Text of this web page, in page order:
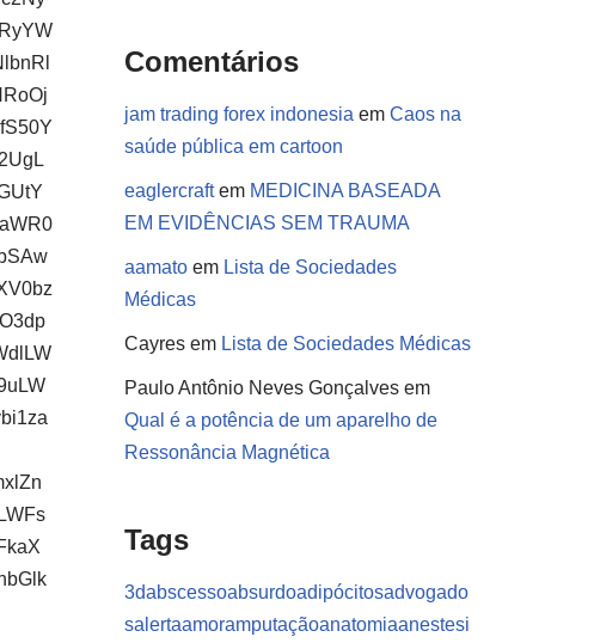
Comentários
jam trading forex indonesia em Caos na
saúde pública em cartoon
eaglercraftem MEDICINA BASEADA
EM EVIDÊNCIAS SEM TRAUMA
aamato em Lista de Sociedades
Médicas
Cayres em Lista de Sociedades Médicas
Paulo Antônio Neves Gonçalves em
Qual é a potência de um aparelho de
Ressonância Magnética
Tags
3dabscessoabsurdoadipócitosadvogado
salertaamoramputaçãoanatomiaanestesi